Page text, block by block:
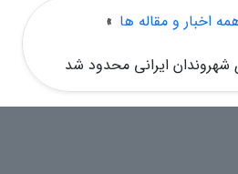
اخبار و مقاله ها »
شهروندان ایرانی محدود شد